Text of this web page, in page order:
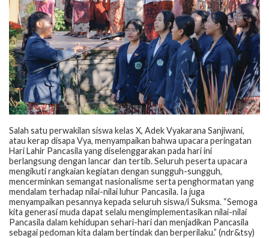
Salah satu perwakilan siswa kelas X, Adek Vyakarana Sanjiwani,
atau kerap disapa Vya, menyampaikan bahwa upacara peringatan
Hari Lahir Pancasila yang diselenggarakan pada hari ini
berlangsung dengan lancar dan tertib. Seluruh peserta upacara
mengikuti rangkaian kegiatan dengan sungguh-sungguh,
mencerminkan semangat nasionalisme serta penghormatan yang
mendalam terhadap nilai-nilai luhur Pancasila. Ia juga
menyampaikan pesannya kepada seluruh siswa/i Suksma. “Semoga
kita generasi muda dapat selalu mengimplementasikan nilai-nilai
Pancasila dalam kehidupan sehari-hari dan menjadikan Pancasila
sebagai pedoman kita dalam bertindak dan berperilaku.” (ndr&tsy)